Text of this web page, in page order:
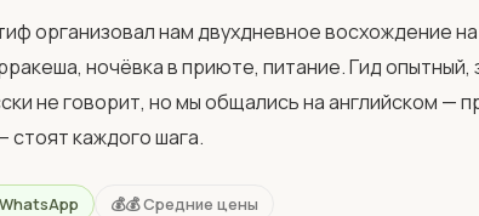
ночёвка в приюте, питание. Гид опытный,
не говорит, но мы общались на английском —
стоят каждого шага.
💰💰 Средние цены